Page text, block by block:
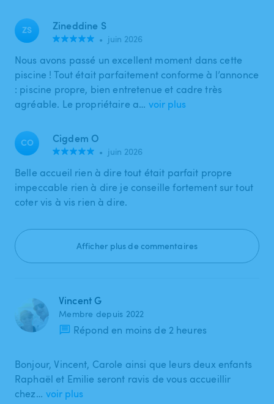
ZS Zineddine S
• juin 2026
Nous avons passé un excellent moment dans cette
piscine ! Tout était parfaitement conforme à l’annonce
: piscine propre, bien entretenue et cadre très
agréable. Le propriétaire a… voir plus
CO Cigdem O
• juin 2026
Belle accueil rien à dire tout était parfait propre
impeccable rien à dire je conseille fortement sur tout
coter vis à vis rien à dire.
Afficher plus de commentaires
Vincent G
Membre depuis 2022
Répond en moins de 2 heures
Bonjour, Vincent, Carole ainsi que leurs deux enfants
Raphaël et Emilie seront ravis de vous accueillir
chez… voir plus